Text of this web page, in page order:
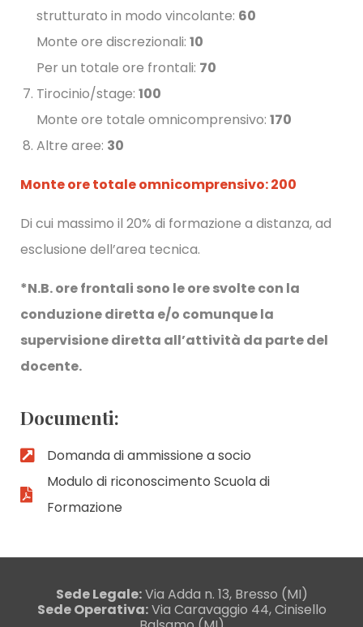
strutturato in modo vincolante: 60
Monte ore discrezionali: 10
Per un totale ore frontali: 70
Tirocinio/stage: 100
Monte ore totale omnicomprensivo: 170
Altre aree: 30
Monte ore totale omnicomprensivo: 200
Di cui massimo il 20% di formazione a distanza, ad
esclusione dell’area tecnica.
*N.B. ore frontali sono le ore svolte con la
conduzione diretta e/o comunque la
supervisione diretta all’attività da parte del
docente.
Documenti:
Domanda di ammissione a socio
Modulo di riconoscimento Scuola di
Formazione
Sede Legale:Via Adda n. 13, Bresso (MI)
Sede Operativa:Via Caravaggio 44, Cinisello